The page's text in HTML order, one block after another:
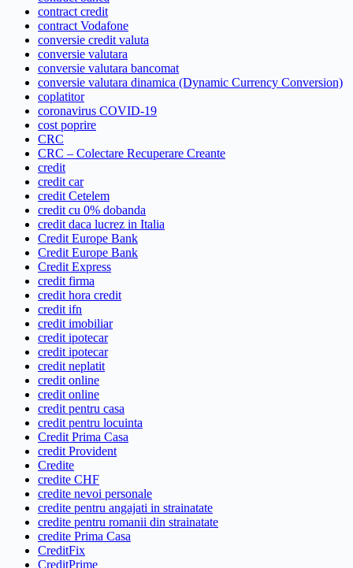
contract credit
contract Vodafone
conversie credit valuta
conversie valutara
conversie valutara bancomat
conversie valutara dinamica (Dynamic Currency Conversion)
coplatitor
coronavirus COVID-19
cost poprire
CRC
CRC – Colectare Recuperare Creante
credit
credit car
credit Cetelem
credit cu 0% dobanda
credit daca lucrez in Italia
Credit Europe Bank
Credit Europe Bank
Credit Express
credit firma
credit hora credit
credit ifn
credit imobiliar
credit ipotecar
credit ipotecar
credit neplatit
credit online
credit online
credit pentru casa
credit pentru locuinta
Credit Prima Casa
credit Provident
Credite
credite CHF
credite nevoi personale
credite pentru angajati in strainatate
credite pentru romanii din strainatate
credite Prima Casa
CreditFix
CreditPrime